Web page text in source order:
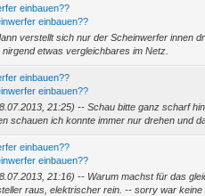
einbauen??
einbauen??
verstellt sich nur der Scheinwerfer innen
etwas vergleichbares im Netz.
einbauen??
einbauen??
21:25) -- Schau bitte ganz scharf
schauen ich konnte immer nur drehen und
einbauen??
einbauen??
21:16) -- Warum machst für das
raus, elektrischer rein. -- sorry war keine